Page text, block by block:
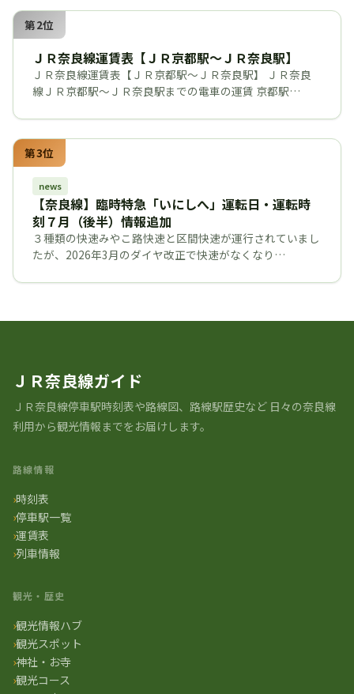
第2位
ＪＲ奈良線運賃表【ＪＲ京都駅～ＪＲ奈良駅】
ＪＲ奈良線運賃表【ＪＲ京都駅～ＪＲ奈良駅】 ＪＲ奈良
線ＪＲ京都駅～ＪＲ奈良駅までの電車の運賃 京都駅…
第3位
news
【奈良線】臨時特急「いにしへ」運転日・運転時
刻７月（後半）情報追加
３種類の快速みやこ路快速と区間快速が運行されていまし
たが、2026年3月のダイヤ改正で快速がなくなり…
ＪＲ奈良線ガイド
ＪＲ奈良線停車駅時刻表や路線図、路線駅歴史など ⽇々の奈良線
利⽤から観光情報までをお届けします。
路線情報
時刻表
停車駅一覧
運賃表
列車情報
観光・歴史
観光情報ハブ
観光スポット
神社・お寺
観光コース